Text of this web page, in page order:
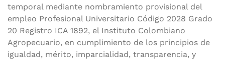
temporal mediante nombramiento provisional del
empleo Profesional Universitario Código 2028 Grado
20 Registro ICA 1892, el Instituto Colombiano
Agropecuario, en cumplimiento de los principios de
igualdad, mérito, imparcialidad, transparencia, y